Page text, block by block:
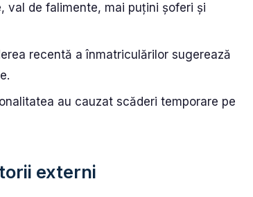
val de falimente, mai puțini șoferi și
recentă a înmatriculărilor sugerează
au cauzat scăderi temporare pe
externi